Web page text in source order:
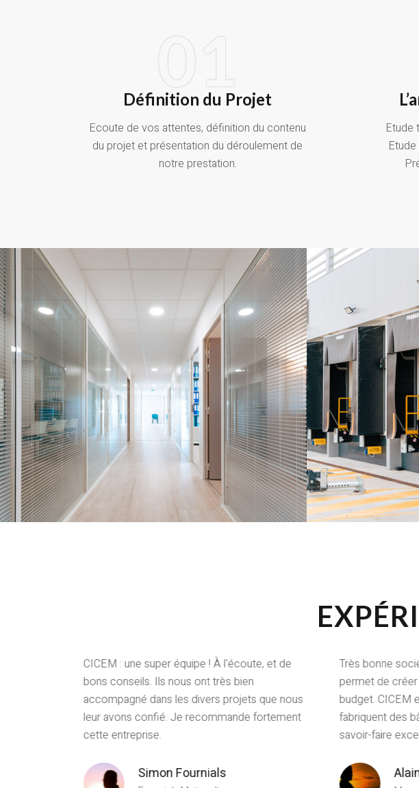
01
Définition du Projet
Ecoute de vos attentes, définition du contenu
du projet et présentation du déroulement de
notre prestation.
Etude
CICEM : une super équipe ! À l'écoute, et de
bons conseils. Ils nous ont très bien
accompagné dans les divers projets que nous
leur avons confié. Je recommande fortement
cette entreprise.
Simon Fournials
Très bonne
permet de
budget. CICEM
fabriquent des
savoir-faire